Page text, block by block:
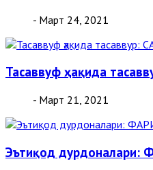
- Март 24, 2021
Тасаввуф ҳақида
- Март 21, 2021
Эътиқод